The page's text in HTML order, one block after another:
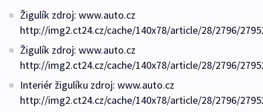
Žigulík zdroj: www.auto.cz
http://img2.ct24.cz/cache/140x78/article/28/2796/
Žigulík zdroj: www.auto.cz
http://img2.ct24.cz/cache/140x78/article/28/2796/
Interiér žigulíku zdroj: www.auto.cz
http://img2.ct24.cz/cache/140x78/article/28/2796/